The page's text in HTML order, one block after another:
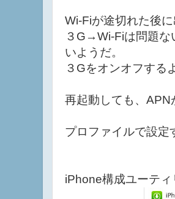
Wi-Fiが途切れた後
３G→Wi-Fiは問題な
いようだ。
iPhone構成ユーテ